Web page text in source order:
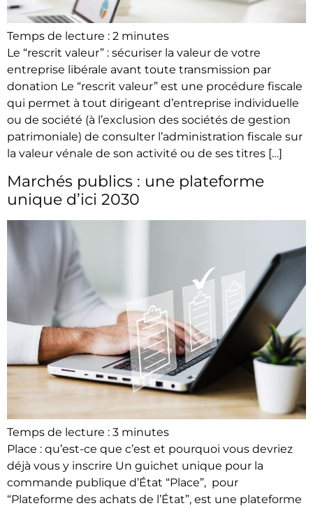
Temps de lecture : 2 minutes
Le “rescrit valeur” : sécuriser la valeur de votre
entreprise libérale avant toute transmission par
donation Le “rescrit valeur” est une procédure fiscale
qui permet à tout dirigeant d’entreprise individuelle
ou de société (à l’exclusion des sociétés de gestion
patrimoniale) de consulter l’administration fiscale sur
la valeur vénale de son activité ou de ses titres […]
Marchés publics : une plateforme
unique d’ici 2030
Temps de lecture : 3 minutes
Place : qu’est-ce que c’est et pourquoi vous devriez
déjà vous y inscrire Un guichet unique pour la
commande publique d’État “Place”, pour
“Plateforme des achats de l’État”, est une plateforme